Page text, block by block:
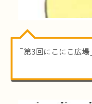
「第3回にこにこ広